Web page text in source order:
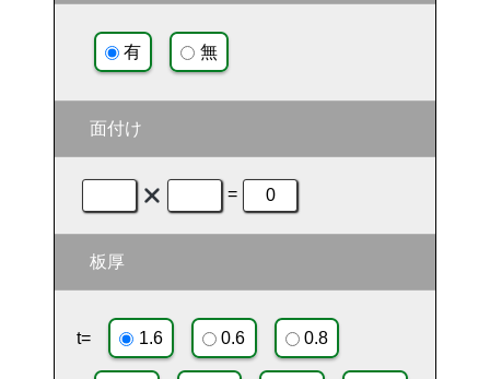
有 無
面付け
=
板厚
t= 1.6 0.6 0.8